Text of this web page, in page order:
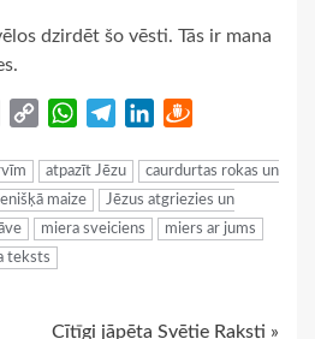
dzirdēt šo vēsti. Tās ir mana
Email
Copy
WhatsApp
TelegramLinkedIn
atpazīt Jēzu
caurdurtas rokas un
maize
Jēzus atgriezies un
miera sveiciens
miers ar jums
teksts
Cītīgi jāpēta Svētie Raksti »